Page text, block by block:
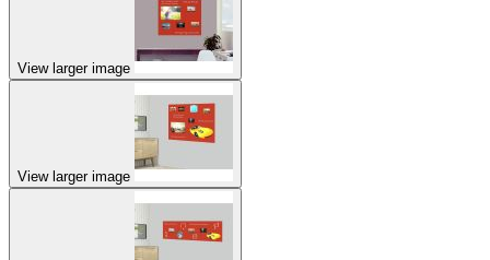
View larger image
View larger image